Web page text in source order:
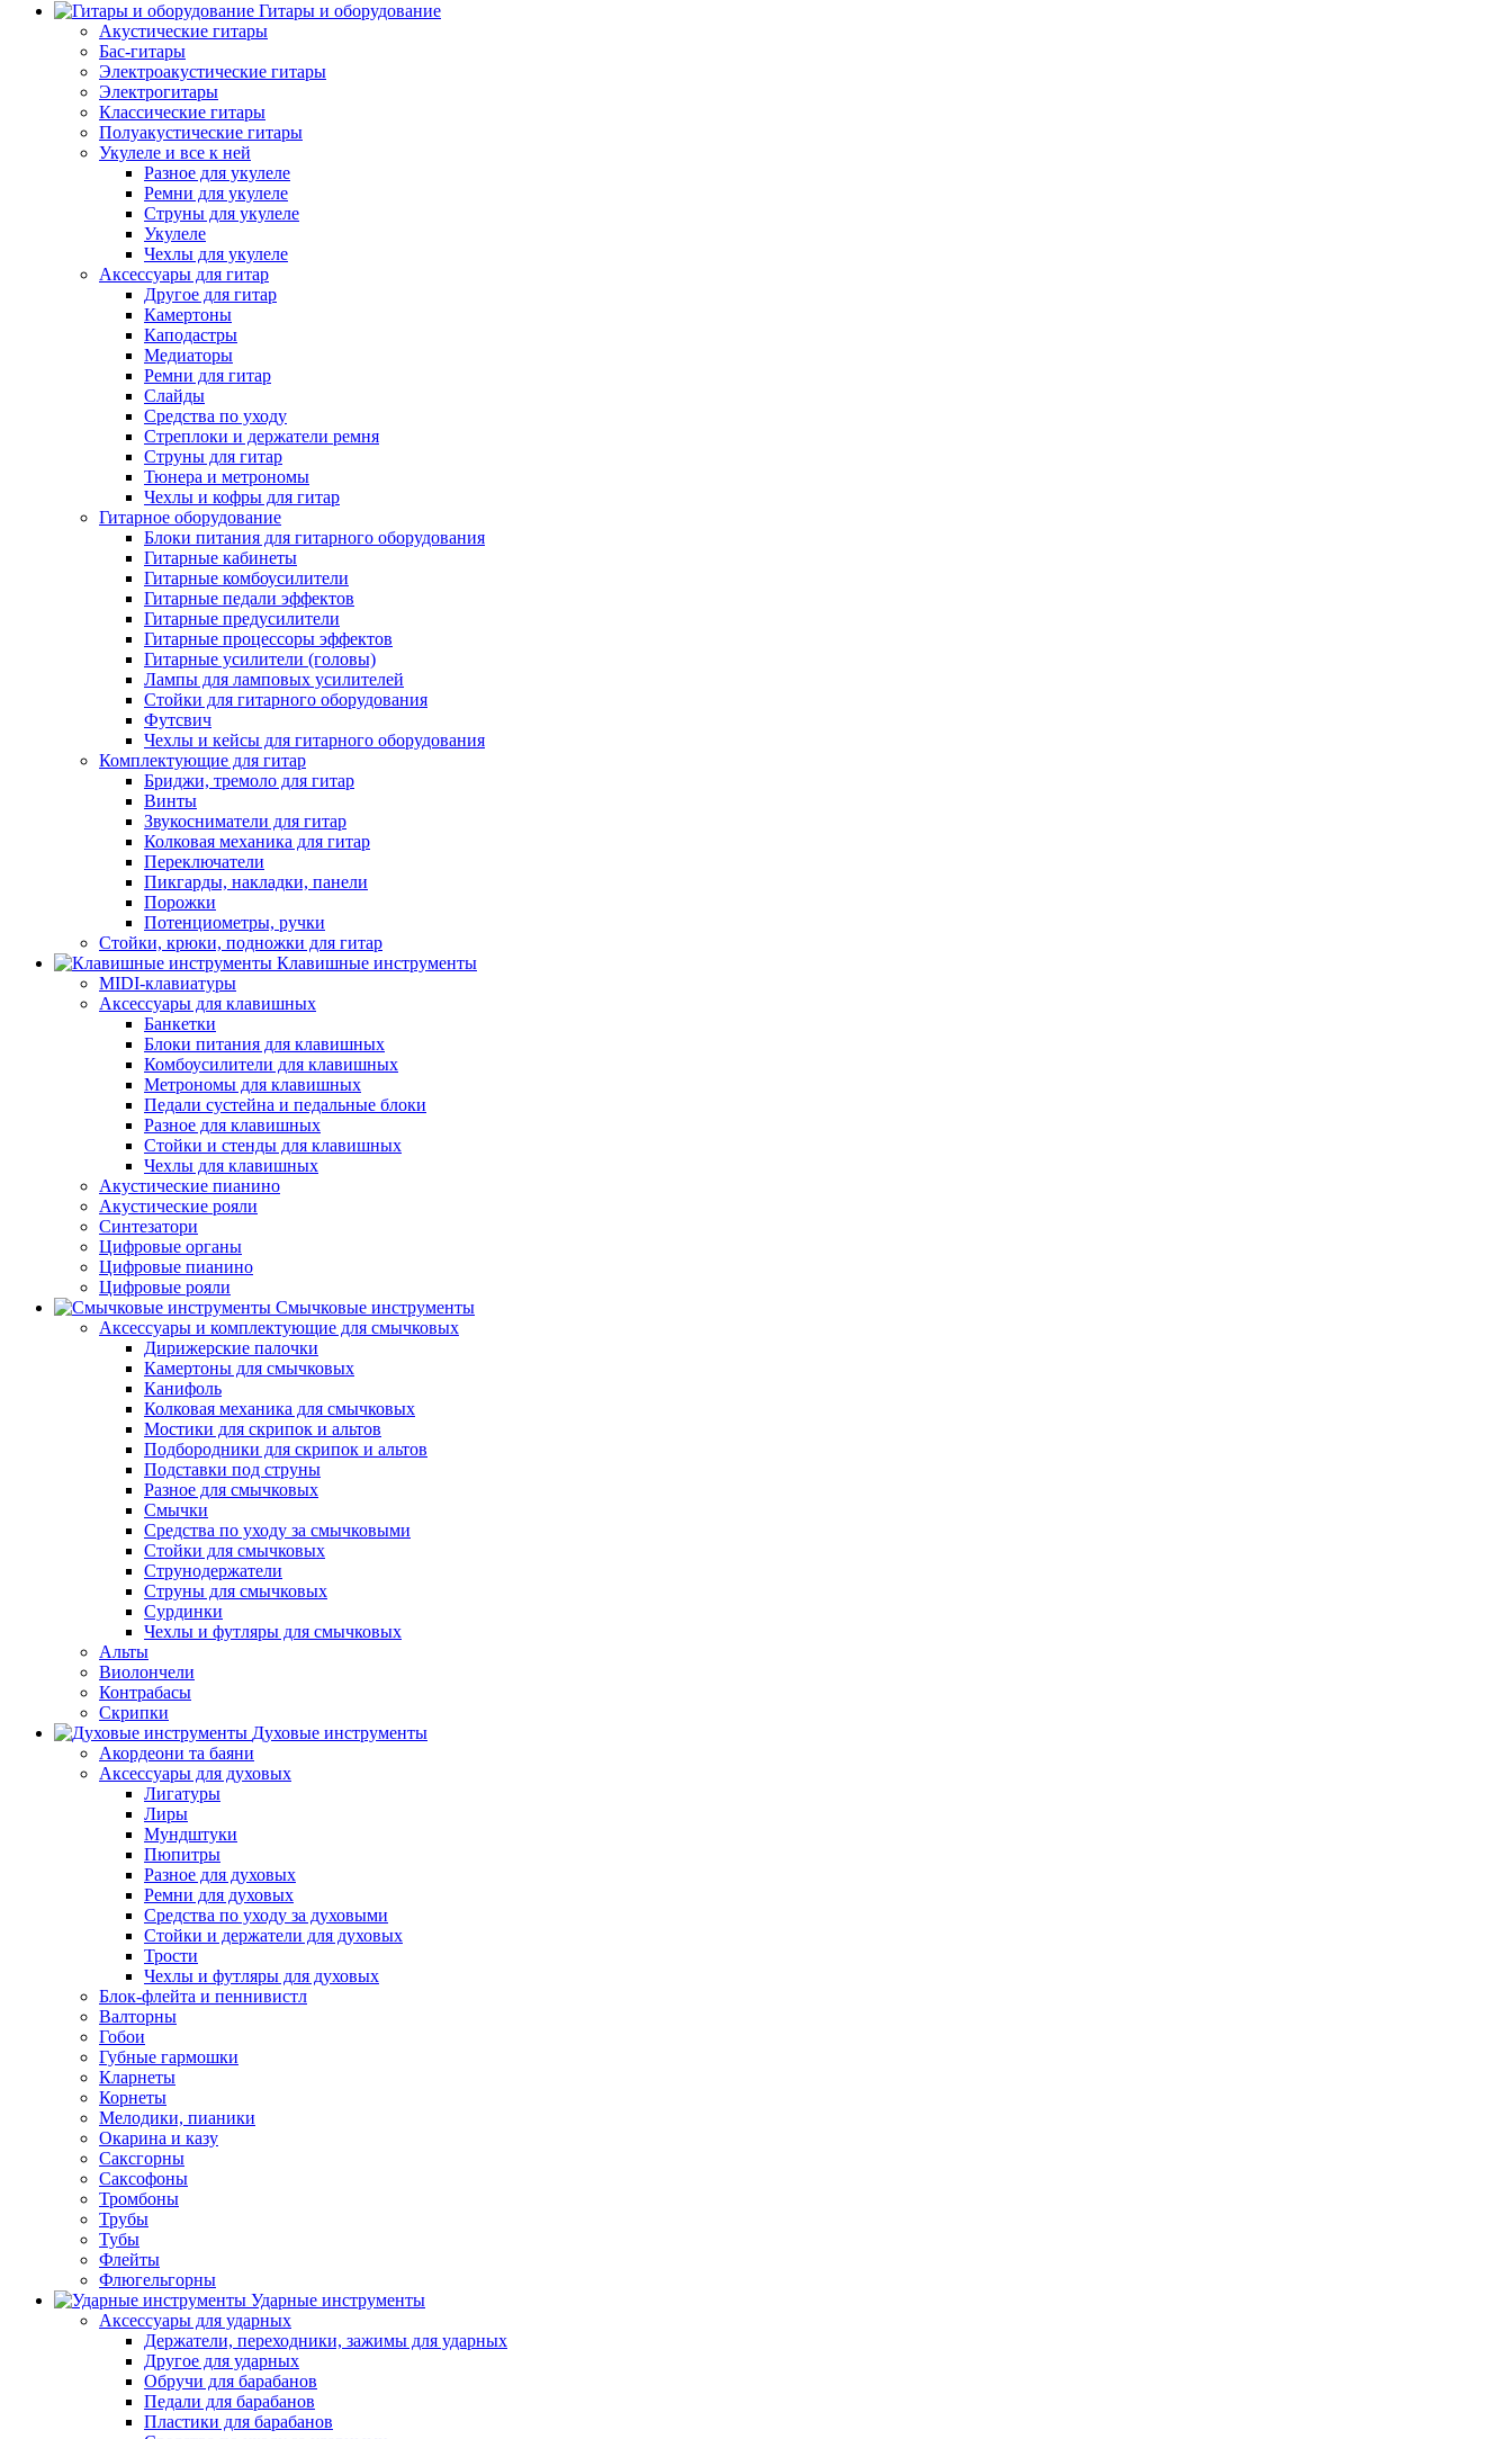
Гитары и оборудование
Акустические гитары
Бас-гитары
Электроакустические гитары
Электрогитары
Классические гитары
Полуакустические гитары
Укулеле и все к ней
Разное для укулеле
Ремни для укулеле
Струны для укулеле
Укулеле
Чехлы для укулеле
Аксессуары для гитар
Другое для гитар
Камертоны
Каподастры
Медиаторы
Ремни для гитар
Слайды
Средства по уходу
Стреплоки и держатели ремня
Струны для гитар
Тюнера и метрономы
Чехлы и кофры для гитар
Гитарное оборудование
Блоки питания для гитарного оборудования
Гитарные кабинеты
Гитарные комбоусилители
Гитарные педали эффектов
Гитарные предусилители
Гитарные процессоры эффектов
Гитарные усилители (головы)
Лампы для ламповых усилителей
Стойки для гитарного оборудования
Футсвич
Чехлы и кейсы для гитарного оборудования
Комплектующие для гитар
Бриджи, тремоло для гитар
Винты
Звукосниматели для гитар
Колковая механика для гитар
Переключатели
Пикгарды, накладки, панели
Порожки
Потенциометры, ручки
Стойки, крюки, подножки для гитар
Клавишные инструменты
MIDI-клавиатуры
Аксессуары для клавишных
Банкетки
Блоки питания для клавишных
Комбоусилители для клавишных
Метрономы для клавишных
Педали сустейна и педальные блоки
Разное для клавишных
Стойки и стенды для клавишных
Чехлы для клавишных
Акустические пианино
Акустические рояли
Синтезатори
Цифровые органы
Цифровые пианино
Цифровые рояли
Смычковые инструменты
Аксессуары и комплектующие для смычковых
Дирижерские палочки
Камертоны для смычковых
Канифоль
Колковая механика для смычковых
Мостики для скрипок и альтов
Подбородники для скрипок и альтов
Подставки под струны
Разное для смычковых
Смычки
Средства по уходу за смычковыми
Стойки для смычковых
Струнодержатели
Струны для смычковых
Сурдинки
Чехлы и футляры для смычковых
Альты
Виолончели
Контрабасы
Скрипки
Духовые инструменты
Акордеони та баяни
Аксессуары для духовых
Лигатуры
Лиры
Мундштуки
Пюпитры
Разное для духовых
Ремни для духовых
Средства по уходу за духовыми
Стойки и держатели для духовых
Трости
Чехлы и футляры для духовых
Блок-флейта и пеннивистл
Валторны
Гобои
Губные гармошки
Кларнеты
Корнеты
Мелодики, пианики
Окарина и казу
Саксгорны
Саксофоны
Тромбоны
Трубы
Тубы
Флейты
Флюгельгорны
Ударные инструменты
Аксессуары для ударных
Держатели, переходники, зажимы для ударных
Другое для ударных
Обручи для барабанов
Педали для барабанов
Пластики для барабанов